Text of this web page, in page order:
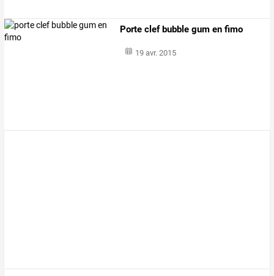
Porte clef bubble gum en fimo
19 avr. 2015